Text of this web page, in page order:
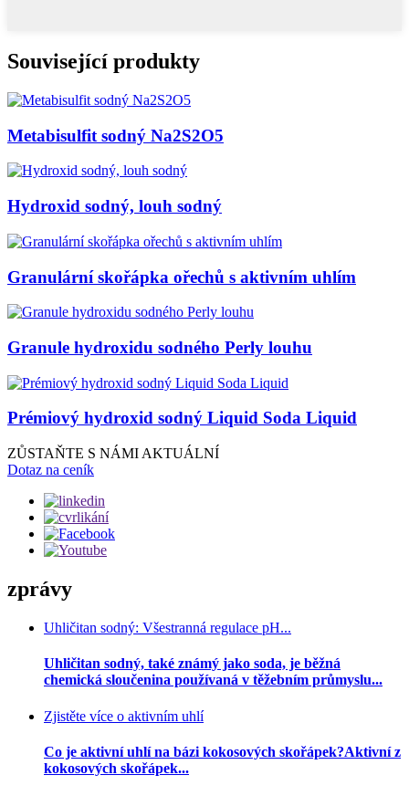
Metabisulfit sodný Na2S2O5
Hydroxid sodný, louh sodný
Granulární skořápka ořechů s aktivním uhlím
Granule hydroxidu sodného Perly louhu
Prémiový hydroxid sodný Liquid Soda Liquid
ZŮSTAŇTE S NÁMI AKTUÁLNÍ
zprávy
Uhličitan sodný: Všestranná regulace pH...
Uhličitan sodný, také známý jako soda, je běžná
Zjistěte více o aktivním uhlí
Co je aktivní uhlí na bázi kokosových skořápek?Aktivní z
Použití průmyslové jedlé sody Sodná sůl bica...